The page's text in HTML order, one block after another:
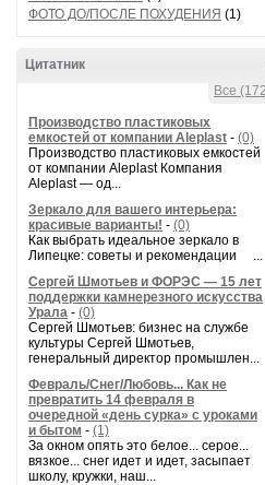
ФОТО ДО/ПОСЛЕ ПОХУДЕНИЯ (1)
Цитатник
Все
Производство пластиковых
емкостей от компании Aleplast - (0)
Производство пластиковых емкостей
от компании Aleplast Компания
Aleplast — од...
Зеркало для вашего интерьера:
красивые варианты! - (0)
Как выбрать идеальное зеркало в
Липецке: советы и рекомендации ...
Сергей Шмотьев и ФОРЭС — 15 лет
поддержки камнерезного искусства
Урала - (0)
Сергей Шмотьев: бизнес на службе
культуры Сергей Шмотьев,
генеральный директор промышлен...
Февраль/Снег/Любовь... Как не
превратить 14 февраля в
очередной «день сурка» с уроками
и бытом - (1)
За окном опять это белое... серое...
вязкое... снег идет и идет, засыпает
школу, кружки, наш...